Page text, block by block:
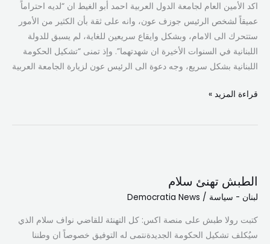
اكد الأمين العام لجامعة الدول العربية احمد أبو الغيط ان “لديه احتراماً
عميقاً لشخص الرئيس جوزف عون، وانه على ثقة بأن الكثير من الأمور
ستتحرك الى الامام، وبشكل وايقاع سريعين للغاية، لم يسبق للدولة
اللبنانية في السنوات الأخيرة ان شهدتهما”. وإذ تمنى “تشكيل الحكومة
اللبنانية بشكل سريع، وجه دعوة الى الرئيس عون لزيارة الجامعة العربية
الجامعة
العربية
ونأمل
يكون
هناك
قراءة المزيد »
الطبش تهنئ سلام
لبنان - سياسة /
Democratia News
كتبت رولا طبش على منصة اكس: كل التهنئة للقاضي نواف سلام الذي
سيُكلف تشكيل الحكومة الجديدة‏نتمى له التوفيق خصوصاً ان وطننا
سلام